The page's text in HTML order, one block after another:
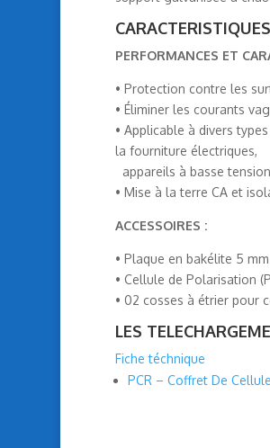
PERFORMANCES ET
• Protection contre les
• Éliminer les courants
• Applicable à divers
la fourniture électriques,
appareils à basse
• Mise à la terre CA et
ACCESSOIRES :
• Plaque en bakélite 5
• Cellule de Polarisation
• 02 cosses à étrier pour
LES
Fiche téchnique
PCR – Coffret De